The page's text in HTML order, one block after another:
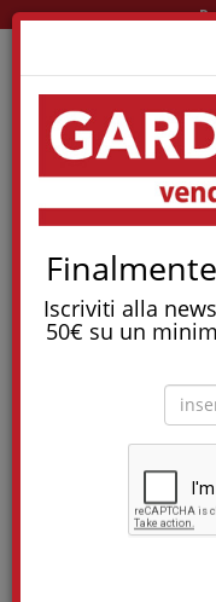
Iscriviti alla
50€ su un
Tostapane,
e molti
Letto Tolò High